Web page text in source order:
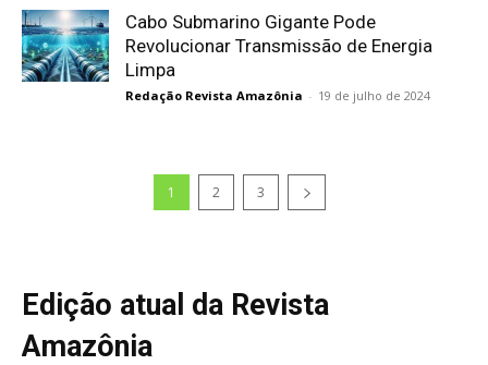
Cabo Submarino Gigante Pode
Revolucionar Transmissão de Energia
Limpa
Redação Revista Amazônia - 19 de julho de 2024
1 2 3
Edição atual da Revista
Amazônia